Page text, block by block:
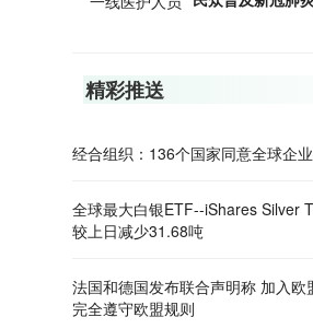
精彩推送
经合组织：136个国家同意全球企
全球最大白银ETF--iShares Silver
较上日减少31.68吨
法国和德国发布联合声明称 加入欧
完全遵守欧盟规则